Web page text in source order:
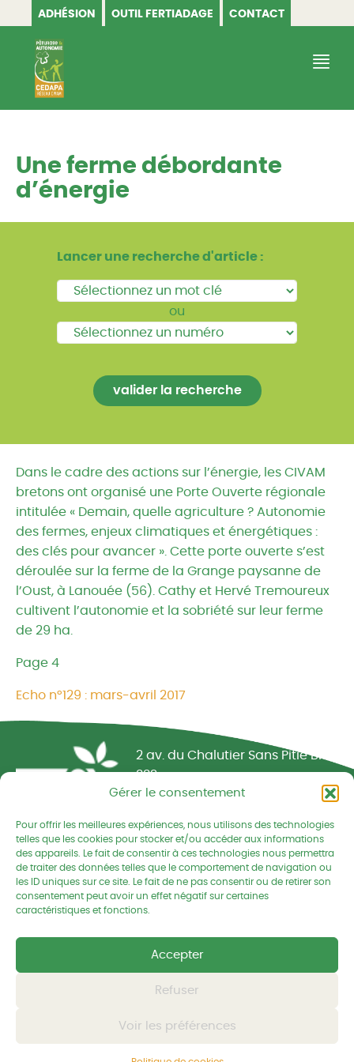
Gérer le consentement
Pour offrir les meilleures expériences, nous utilisons des technologies
telles que les cookies pour stocker et/ou accéder aux informations
des appareils. Le fait de consentir à ces technologies nous permettra
de traiter des données telles que le comportement de navigation ou
les ID uniques sur ce site. Le fait de ne pas consentir ou de retirer son
consentement peut avoir un effet négatif sur certaines
caractéristiques et fonctions.
Accepter
Refuser
Voir les préférences
ADHÉSION OUTIL FERTIADAGE CONTACT
CEDAPA
Une ferme débordante
d’énergie
Lancer une recherche d'article :
ou
Dans le cadre des actions sur l’énergie, les CIVAM
bretons ont organisé une Porte Ouverte régionale
intitulée « Demain, quelle agriculture ? Autonomie
des fermes, enjeux climatiques et énergétiques :
des clés pour avancer ». Cette porte ouverte s’est
déroulée sur la ferme de la Grange paysanne de
l’Oust, à Lanouée (56). Cathy et Hervé Tremoureux
cultivent l’autonomie et la sobriété sur leur ferme
de 29 ha.
Page 4
Echo n°129 : mars-avril 2017
Réseau CIVAM - Campagnes vivantes
2 av. du Chalutier Sans Pitié BP
332
22190 PLERIN cedex
02 96 74 75 50
cedapa@wanadoo.fr
Retrouvez-nous sur Facebook
Retrouvez-nous sur
Retrouvez-
Tous droits réservés
Conception graphique-© charli tango studio